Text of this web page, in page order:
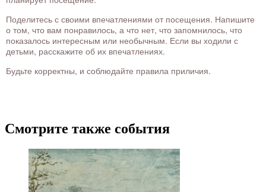
Поделитесь с своими впечатлениями от посещения. Напишите
о том, что вам понравилось, а что нет, что запомнилось, что
показалось интересным или необычным. Если вы ходили с
детьми, расскажите об их впечатлениях.
Будьте корректны, и соблюдайте правила приличия.
Смотрите также события